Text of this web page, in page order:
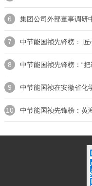
6 集团公司外部董事调研
7 中节能国祯先锋榜： 匠
8 中节能国祯先锋榜：“
9 中节能国祯在安徽省化
10 中节能国祯先锋榜：黄